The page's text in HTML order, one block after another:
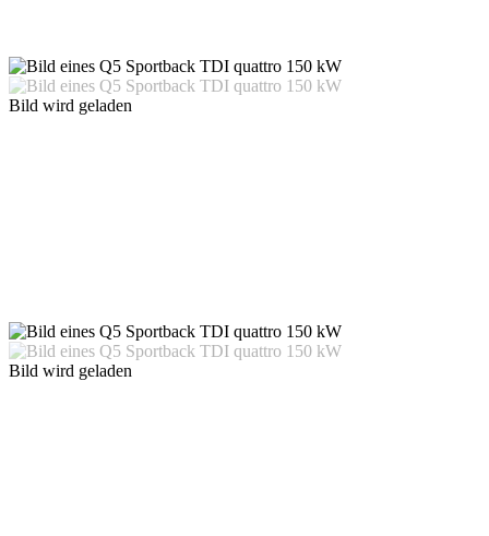
Bild wird geladen
Bild wird geladen